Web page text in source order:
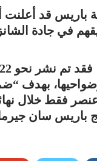
باريس قد
في جادة
بهدف
تم تعبئة 5400 عنصر
باريس سان